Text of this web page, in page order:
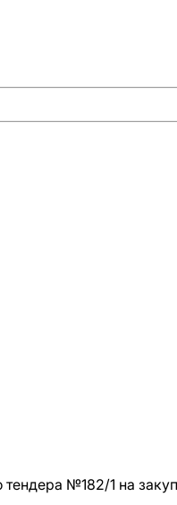
№182/1 на